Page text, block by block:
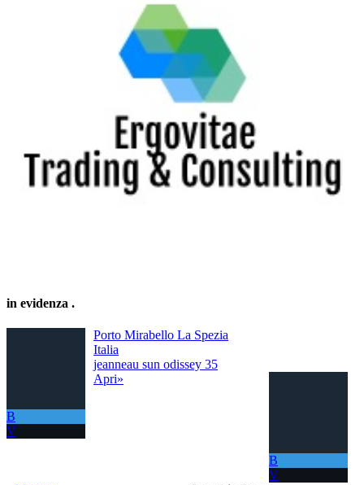
in evidenza .
B
V
Porto Mirabello La Spezia
Italia
jeanneau sun odissey 35
Apri»
B
V